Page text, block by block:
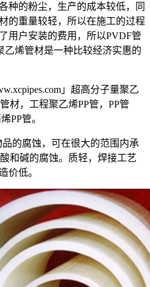
种的粉尘，生产的成本较低，同
的重量较轻，所以在施工的过程
用户安装的费用，所以PVDF管
乙烯管材是一种比较经济实惠的
」超高分子量聚乙
材，工程聚乙烯PP管，PP管
PP管。
的腐蚀，可在很大的范围内承
和碱的腐蚀。质轻，焊接工艺
价低。